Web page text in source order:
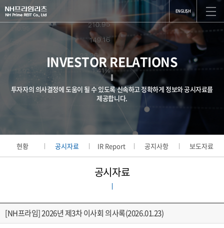
ENGLISH
INVESTOR RELATIONS
투자자의 의사결정에 도움이 될 수 있도록 신속하고 정확하게 정보와 공시자료를
제공합니다.
현황 공시자료 IR Report 공지사항 보도자료
공시자료
[NH프라임] 2026년 제3차 이사회 의사록(2026.01.23)